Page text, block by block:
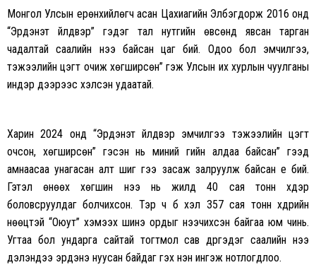
Монгол Улсын ерөнхийлөгч асан Цахиагийн Элбэгдорж 2016 онд
“Эрдэнэт үйлдвэр” гэдэг тал нутгийн өвсөнд явсан тарган
чадалтай саалийн үнээ байсан цаг бий. Одоо бол эмчилгээ,
тэжээлийн цэгт очиж хөгширсөн” гэж Улсын их хурлын чуулганы
индэр дээрээс хэлсэн удаатай.
Харин 2024 онд “Эрдэнэт үйлдвэр эмчилгээ тэжээлийн цэгт
очсон, хөгширсөн” гэсэн нь миний үгийн алдаа байсан” гээд
амнаасаа унагасан алт шиг үгээ засаж залруулж байсан үе бий.
Гэтэл өнөөх хөгшин үнээ нь жилд 40 сая тонн хүдэр
боловсруулдаг болчихсон. Тэр ч бүү хэл 357 сая тонн хүдрийн
нөөцтэй “Оюут” хэмээх шинэ ордыг нээчихсэн байгаа юм чинь.
Угтаа бол ундарга сайтай тогтмол сав дүүргэдэг саалийн үнээ
дэлэндээ эрдэнэ нуусан байдаг гэх үнэн ингэж нотлогдлоо.